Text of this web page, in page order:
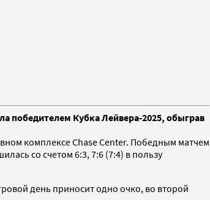
победителем Кубка Лейвера-2025, обыграв
комплексе Chase Center. Победным матчем
со счетом 6:3, 7:6 (7:4) в пользу
день приносит одно очко, во второй